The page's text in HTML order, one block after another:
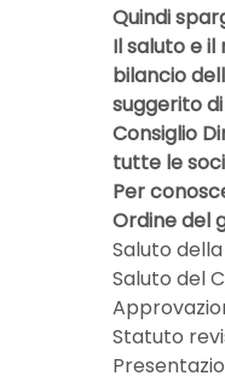
Quindi
Il saluto e
bilancio
suggerito
Consiglio
tutte le
Per
Ordine del
Saluto
Saluto del
Statuto